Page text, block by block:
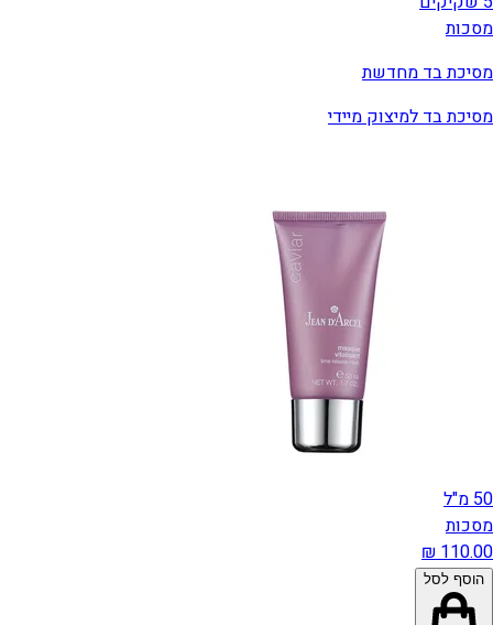
מסכות
מסיכת בד מחדשת
מסיכת בד למיצוק מיידי
50 מ"ל
מסכות
הוסף לסל